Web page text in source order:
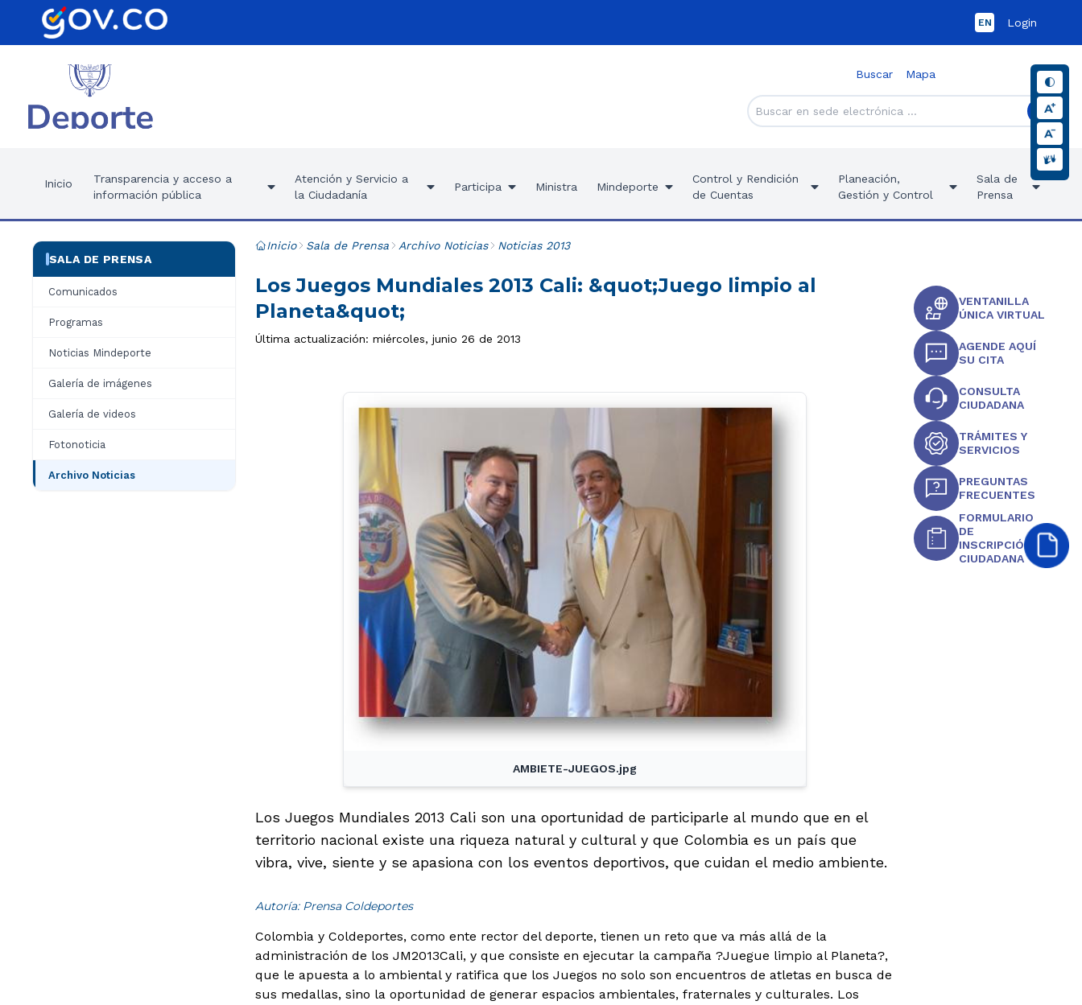
EN Login
Buscar Mapa
Inicio
Transparencia y acceso a
información pública
Atención y Servicio a
la Ciudadanía
Participa Ministra Mindeporte
Control y Rendición
de Cuentas
Planeación,
Gestión y Control
Sala de
Prensa
SALA DE PRENSA
Comunicados
Programas
Noticias Mindeporte
Galería de imágenes
Galería de videos
Fotonoticia
Archivo Noticias
Inicio Sala de Prensa Archivo Noticias Noticias 2013
Los Juegos Mundiales 2013 Cali: &quot;Juego limpio al
Planeta&quot;
Última actualización: miércoles, junio 26 de 2013
AMBIETE-JUEGOS.jpg
Los Juegos Mundiales 2013 Cali son una oportunidad de participarle al mundo que en el
territorio nacional existe una riqueza natural y cultural y que Colombia es un país que
vibra, vive, siente y se apasiona con los eventos deportivos, que cuidan el medio ambiente.
Autoría: Prensa Coldeportes
Colombia y Coldeportes, como ente rector del deporte, tienen un reto que va más allá de la
administración de los JM2013Cali, y que consiste en ejecutar la campaña ?Juegue limpio al Planeta?,
que le apuesta a lo ambiental y ratifica que los Juegos no solo son encuentros de atletas en busca de
sus medallas, sino la oportunidad de generar espacios ambientales, fraternales y culturales. Los
VENTANILLA
ÚNICA VIRTUAL
AGENDE AQUÍ
SU CITA
CONSULTA
CIUDADANA
TRÁMITES Y
SERVICIOS
PREGUNTAS
FRECUENTES
FORMULARIO
DE
INSCRIPCIÓN
CIUDADANA